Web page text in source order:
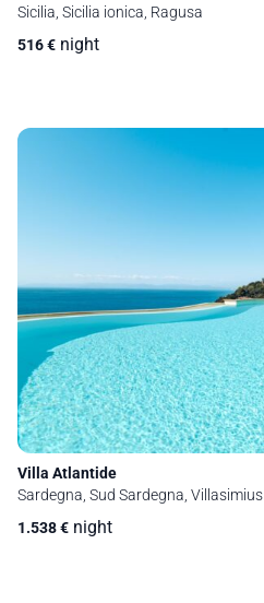
Sicilia, Sicilia ionica, Ragusa
516€ night
Villa Atlantide
Sardegna, Sud Sardegna, Villasimius
1.538€ night